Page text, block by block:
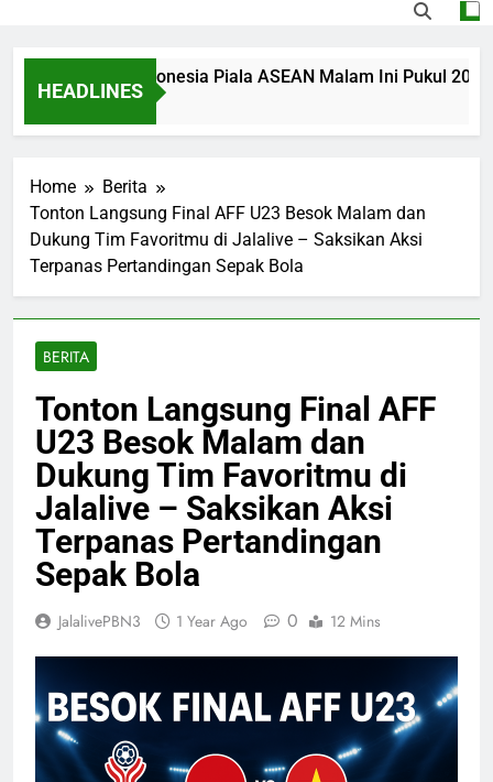
HEADLINES
vs Indonesia Piala ASEAN Malam Ini Pukul 20.00
Home
Berita
Tonton Langsung Final AFF U23 Besok Malam dan
Dukung Tim Favoritmu di Jalalive – Saksikan Aksi
Terpanas Pertandingan Sepak Bola
BERITA
Tonton Langsung Final AFF
U23 Besok Malam dan
Dukung Tim Favoritmu di
Jalalive – Saksikan Aksi
Terpanas Pertandingan
Sepak Bola
JalalivePBN3 1 Year Ago 0 12 Mins